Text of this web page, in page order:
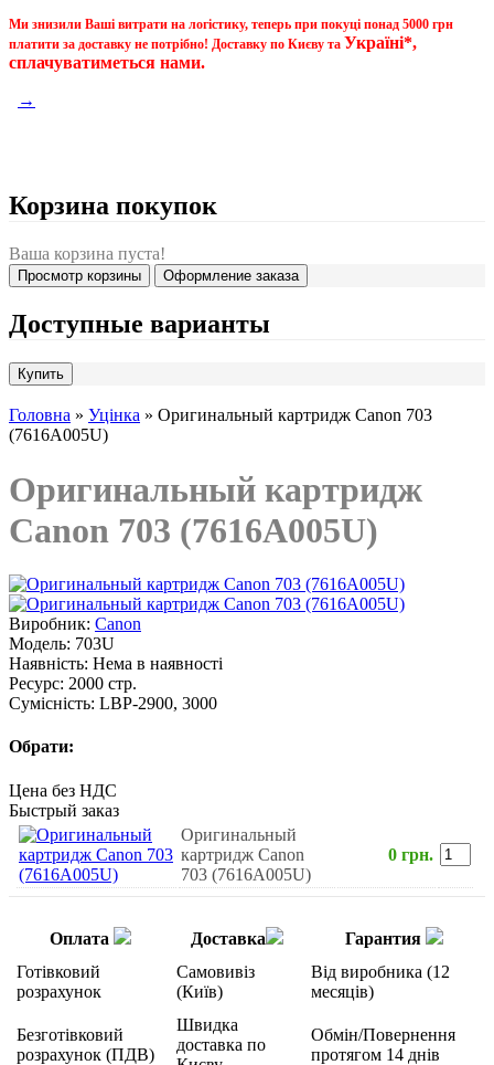
Ми знизили Ваші витрати на логістику, теперь при покуці понад 5000 грн
платити за доставку не потрібно! Доставку по Києву та Україні*,
сплачуватиметься нами.
→
Корзина покупок
Ваша корзина пуста!
Просмотр корзины Оформление заказа
Доступные варианты
Головна » Уцінка » Оригинальный картридж Canon 703
(7616A005U)
Оригинальный картридж
Canon 703 (7616A005U)
Виробник: Canon
Модель: 703U
Наявність: Нема в наявності
Ресурс: 2000 стр.
Сумісність: LBP-2900, 3000
Обрати:
Цена без НДС
Быстрый заказ
Оригинальный
картридж Canon
703 (7616A005U)
0 грн.
Оплата Доставка
Гарантия
Готівковий
розрахунок
Самовивіз
(Київ)
Від виробника (12
месяців)
Безготівковий
розрахунок (ПДВ)
Швидка
доставка по
Обмін/Повернення
протягом 14 днів